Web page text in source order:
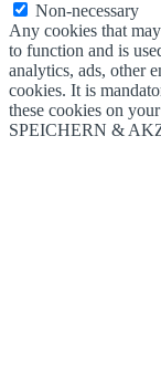
Non-necessary
Any cookies that
to function and is
analytics, ads, other
cookies. It is
these cookies on
SPEICHERN &